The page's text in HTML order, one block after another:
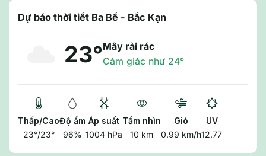
Dự báo thời tiết Ba Bể - Bắc Kạn
23°Mây rải rác
Cảm giác như 24°
Thấp/Cao
23°/23°
Độ ẩm
96%
Áp suất
1004 hPa
Tầm nhìn
10 km
Gió
0.99 km/h
UV
12.77